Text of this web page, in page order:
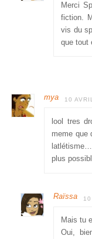
Merci
fiction.
vis du
que tout
mya 10
lool tres
meme que
plus
Raïssa
Mais tu
Oui,